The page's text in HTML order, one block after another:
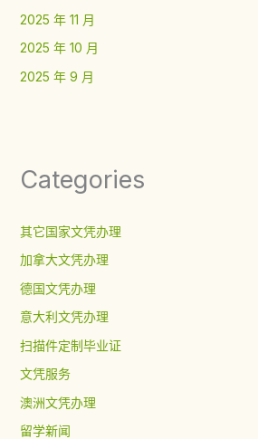
2025 年 11 月
2025 年 10 月
2025 年 9 月
Categories
其它国家文凭办理
加拿大文凭办理
德国文凭办理
意大利文凭办理
扫描件定制毕业证
文凭服务
澳洲文凭办理
留学新闻